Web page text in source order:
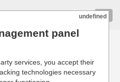
cuisine pour professionnels
undefined
panel
services, you accept their
technologies necessary